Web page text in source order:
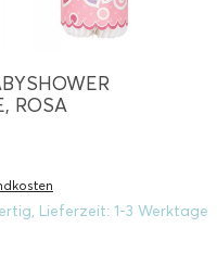
ROSA
Lieferzeit: 1-3 Werktage